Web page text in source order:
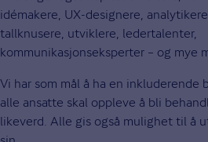
idémakere, UX-designere,
tallknusere, utviklere, ledertalenter,
kommunikasjonseksperter – og mye
Vi har som mål å ha en inkluderende
alle ansatte skal oppleve å bli
likeverd. Alle gis også mulighet til å